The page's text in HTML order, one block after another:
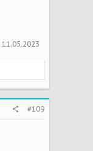
11.05.2023
#109